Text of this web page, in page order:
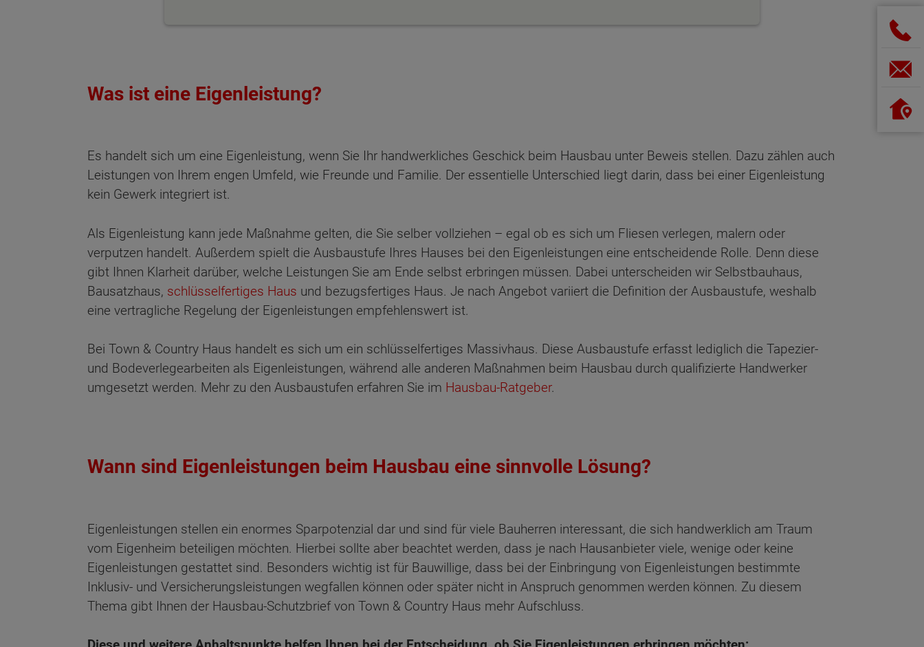
Was ist eine Eigenleistung?
Es handelt sich um eine Eigenleistung, wenn Sie Ihr handwerkliches Geschick beim Hausbau unter Beweis stellen. Dazu zählen auch
Leistungen von Ihrem engen Umfeld, wie Freunde und Familie. Der essentielle Unterschied liegt darin, dass bei einer Eigenleistung
kein Gewerk integriert ist.
Als Eigenleistung kann jede Maßnahme gelten, die Sie selber vollziehen – egal ob es sich um Fliesen verlegen, malern oder
verputzen handelt. Außerdem spielt die Ausbaustufe Ihres Hauses bei den Eigenleistungen eine entscheidende Rolle. Denn diese
gibt Ihnen Klarheit darüber, welche Leistungen Sie am Ende selbst erbringen müssen. Dabei unterscheiden wir Selbstbauhaus,
Bausatzhaus, schlüsselfertiges Haus und bezugsfertiges Haus. Je nach Angebot variiert die Definition der Ausbaustufe, weshalb
eine vertragliche Regelung der Eigenleistungen empfehlenswert ist.
Bei Town & Country Haus handelt es sich um ein schlüsselfertiges Massivhaus. Diese Ausbaustufe erfasst lediglich die Tapezier-
und Bodeverlegearbeiten als Eigenleistungen, während alle anderen Maßnahmen beim Hausbau durch qualifizierte Handwerker
umgesetzt werden. Mehr zu den Ausbaustufen erfahren Sie im Hausbau-Ratgeber.
Wann sind Eigenleistungen beim Hausbau eine sinnvolle Lösung?
Eigenleistungen stellen ein enormes Sparpotenzial dar und sind für viele Bauherren interessant, die sich handwerklich am Traum
vom Eigenheim beteiligen möchten. Hierbei sollte aber beachtet werden, dass je nach Hausanbieter viele, wenige oder keine
Eigenleistungen gestattet sind. Besonders wichtig ist für Bauwillige, dass bei der Einbringung von Eigenleistungen bestimmte
Inklusiv- und Versicherungsleistungen wegfallen können oder später nicht in Anspruch genommen werden können. Zu diesem
Thema gibt Ihnen der Hausbau-Schutzbrief von Town & Country Haus mehr Aufschluss.